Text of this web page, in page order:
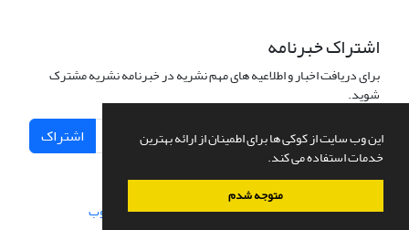
این وب سایت از کوکی ها برای اطمینان از ارائه بهترین
خدمات استفاده می کند.
متوجه شدم
اشتراک خبرنامه
برای دریافت اخبار و اطلاعیه های مهم نشریه در خبرنامه نشریه مشترک
شوید.
اشتراک
سامانه مدیریت نشریات علمی.طراحی و پیاده سازی از سیناوب